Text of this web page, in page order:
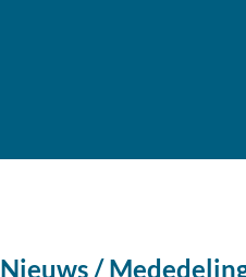
Nieuws /